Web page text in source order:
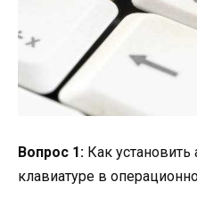
Вопрос 1: Как
клавиатуре в